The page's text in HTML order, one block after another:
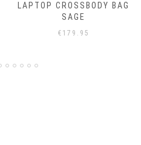
LAPTOP CROSSBODY BAG
SAGE
€ 179.95